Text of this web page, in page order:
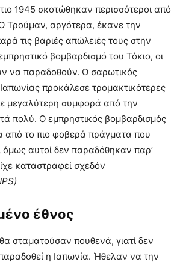
1945 σκοτώθηκαν περισσότεροι από
Τρούμαν, αργότερα, έκανε την
τις βαριές απώλειές τους στην
βομβαρδισμό του Τόκιο, οι
να παραδοθούν. Ο σαρωτικός
προκάλεσε τρομακτικότερες
μεγαλύτερη συμφορά από την
πολύ. Ο εμπρηστικός βομβαρδισμός
από το πιο φοβερά πράγματα που
όμως αυτοί δεν παραδόθηκαν παρ’
καταστραφεί σχεδόν
)
έθνος
σταματούσαν πουθενά, γιατί δεν
η Ιαπωνία. Ήθελαν να την